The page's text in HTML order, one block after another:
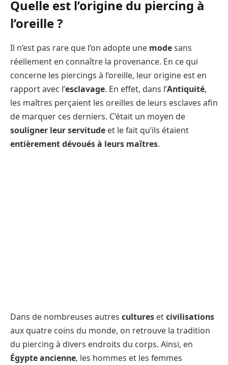
Quelle est l’origine du piercing à
l’oreille ?
Il n’est pas rare que l’on adopte une modesans
réellement en connaître la provenance. En ce qui
concerne les piercings à l’oreille, leur origine est en
rapport avec l’esclavage. En effet, dans l’Antiquité,
les maîtres perçaient les oreilles de leurs esclaves afin
de marquer ces derniers. C’était un moyen de
souligner leur servitude et le fait qu’ils étaient
entièrement dévoués à leurs maîtres.
Dans de nombreuses autres cultures etcivilisations
aux quatre coins du monde, on retrouve la tradition
du piercing à divers endroits du corps. Ainsi, en
Égypte ancienne, les hommes et les femmes